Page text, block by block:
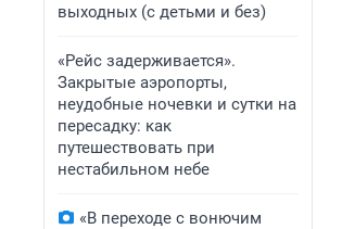
выходных (с детьми и без)
«Рейс задерживается».
Закрытые аэропорты,
неудобные ночевки и сутки на
пересадку: как
путешествовать при
нестабильном небе
«В переходе с вонючим